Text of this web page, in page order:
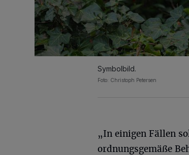
Symbolbild.
Foto: Christoph Petersen
„In einigen Fällen
ordnungsgemäße